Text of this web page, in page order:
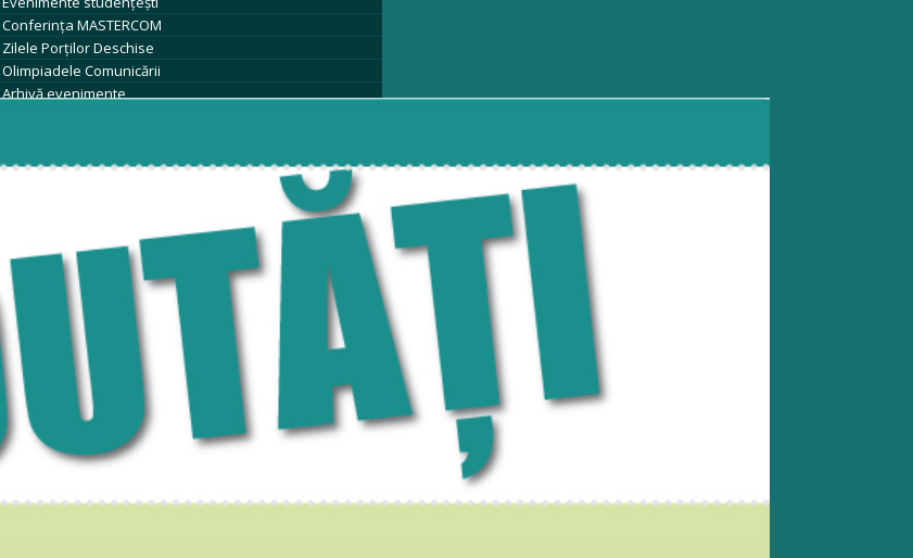
Conferința MASTERCOM
Zilele Porților Deschise
Olimpiadele Comunicării
Arhivă evenimente